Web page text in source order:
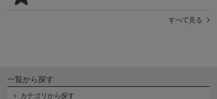
すべて見る
一覧から探す
カテゴリから探す